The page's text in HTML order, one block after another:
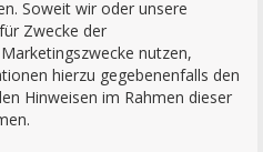
Soweit wir oder unsere
Zwecke der
nutzen,
hierzu gegebenenfalls den
Hinweisen im Rahmen dieser